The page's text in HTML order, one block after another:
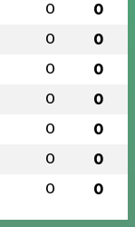
0 0
0 0
0 0
0 0
0 0
0 0
0 0